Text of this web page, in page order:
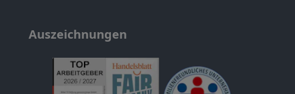
Auszeichnungen